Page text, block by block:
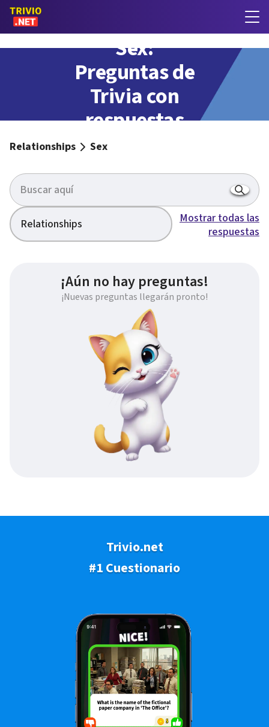
Sex:
Preguntas de
Trivia con
respuestas
Relationships Sex
Relationships
Mostrar todas las
respuestas
¡Aún no hay preguntas!
¡Nuevas preguntas llegarán pronto!
Trivio.net
#1 Cuestionario